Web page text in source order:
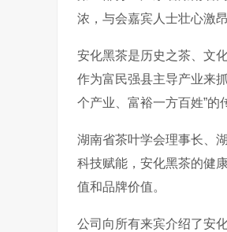
浓，与会嘉宾人士壮心激
安化黑茶是历史之茶、文
作为富民强县主导产业来
个产业、富裕一方百姓”的
湖南省茶叶学会理事长、
科技赋能，安化黑茶的健
值和品牌价值。
公司向所有来宾介绍了安